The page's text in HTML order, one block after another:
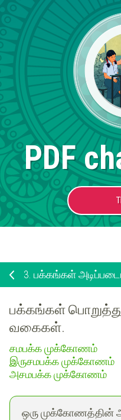
PDF
3. பக்கங்கள்
பக்கங்கள்
வகைகள்.
சமபக்க முக்கோணம்
இருசமபக்க முக்கோணம்
அசமபக்க முக்கோணம்
ஒரு முக்கோணத்தின்